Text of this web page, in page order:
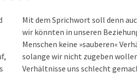
Mit dem Sprichwort soll denn
wir könnten in unseren
Menschen keine »sauberen«
solange wir nicht zugeben
Verhältnisse uns schlecht